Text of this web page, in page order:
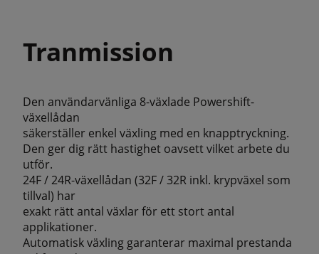
Tranmission
Den användarvänliga 8-växlade Powershift-
växellådan
säkerställer enkel växling med en knapptryckning.
Den ger dig rätt hastighet oavsett vilket arbete du
utför.
24F / 24R-växellådan (32F / 32R inkl. krypväxel som
tillval) har
exakt rätt antal växlar för ett stort antal
applikationer.
Automatisk växling garanterar maximal prestanda